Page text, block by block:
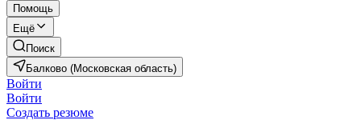
Помощь
Ещё
Поиск
Балково (Московская область)
Войти
Войти
Создать резюме